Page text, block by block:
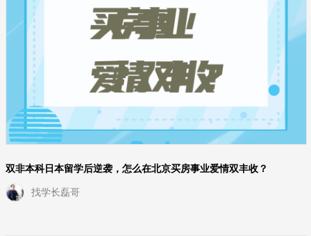
双非本科日本留学后逆袭，怎么在北京买房事业爱情双丰收？
找学长磊哥